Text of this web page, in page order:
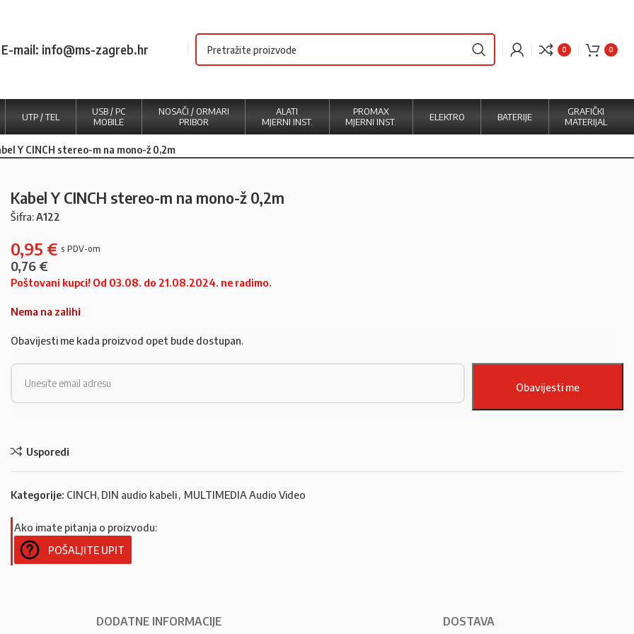
E-mail: info@ms-zagreb.hr 0 0
UTP / TEL
USB / PC
MOBILE
NOSAČI / ORMARI
PRIBOR
ALATI
MJERNI INST.
PROMAX
MJERNI INST.
ELEKTRO BATERIJE
GRAFIČKI
MATERIJAL
Y CINCH stereo-m na mono-ž 0,2m
Kabel Y CINCH stereo-m na mono-ž 0,2m
Šifra:A122
0,95 €
0,76 €
Poštovani kupci! Od 03.08. do 21.08.2024. ne radimo.
Nema na zalihi
Obavijesti me kada proizvod opet bude dostupan.
Usporedi
Kategorije: CINCH, DIN audio kabeli, MULTIMEDIA Audio Video
Ako imate pitanja o proizvodu:
POŠALJITE UPIT
DODATNE INFORMACIJE DOSTAVA